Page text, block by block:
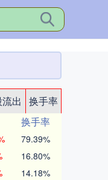
出
换手率
换手率
79.39%
16.80%
14.18%